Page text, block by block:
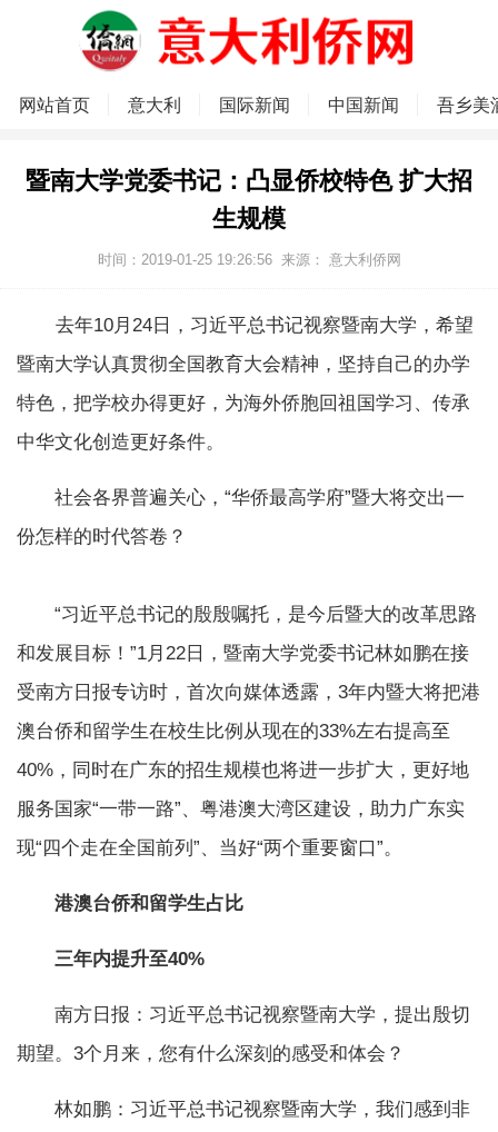
网站首页 意大利 国际新闻 中国新闻 吾乡美
暨南大学党委书记：凸显侨校特色 扩大招
生规模
时间：2019-01-25 19:26:56 来源： 意大利侨网
去年10月24日，习近平总书记视察暨南大学，希望
暨南大学认真贯彻全国教育大会精神，坚持自己的办学
特色，把学校办得更好，为海外侨胞回祖国学习、传承
中华文化创造更好条件。
社会各界普遍关心，“华侨最高学府”暨大将交出一
份怎样的时代答卷？
“习近平总书记的殷殷嘱托，是今后暨大的改革思路
和发展目标！”1月22日，暨南大学党委书记林如鹏在接
受南方日报专访时，首次向媒体透露，3年内暨大将把港
澳台侨和留学生在校生比例从现在的33%左右提高至
40%，同时在广东的招生规模也将进一步扩大，更好地
服务国家“一带一路”、粤港澳大湾区建设，助力广东实
现“四个走在全国前列”、当好“两个重要窗口”。
港澳台侨和留学生占比
三年内提升至40%
南方日报：习近平总书记视察暨南大学，提出殷切
期望。3个月来，您有什么深刻的感受和体会？
林如鹏：习近平总书记视察暨南大学，我们感到非